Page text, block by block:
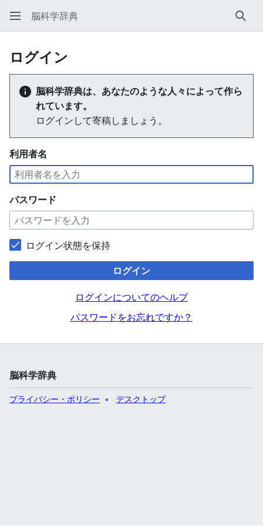
脳科学辞典 検索
ログイン
脳科学辞典は、あなたのような人々によって作ら
れています。
ログインして寄稿しましょう。
利用者名
パスワード
ログイン状態を保持
ログイン
ログインについてのヘルプ
パスワードをお忘れですか？
脳科学辞典
プライバシー・ポリシー デスクトップ